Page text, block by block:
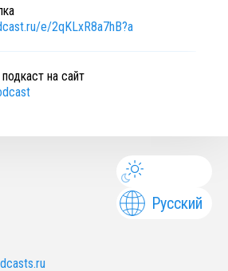
e/2qKLxR8a7hB?a
на сайт
Русский